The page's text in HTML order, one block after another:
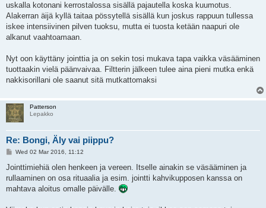
uskalla kotonani kerrostalossa sisällä pajautella koska kuumotus.
Alakerran äijä kyllä taitaa pössytellä sisällä kun joskus rappuun tullessa
iskee intensiivinen pilven tuoksu, mutta ei tuosta ketään naapuri ole
alkanut vaahtoamaan.
Nyt oon käyttäny jointtia ja on sekin tosi mukava tapa vaikka väsääminen
tuottaakin vielä päänvaivaa. Filtterin jälkeen tulee aina pieni mutka enkä
nakkisorillani ole saanut sitä mutkattomaksi
Patterson
Lepakko
Re: Bongi, Äly vai piippu?
P
s
Wed 02 Mar 2016, 11:12
Jointtimiehiä olen henkeen ja vereen. Itselle ainakin se väsääminen ja
rullaaminen on osa rituaalia ja esim. jointti kahvikupposen kanssa on
mahtava aloitus omalle päivälle.